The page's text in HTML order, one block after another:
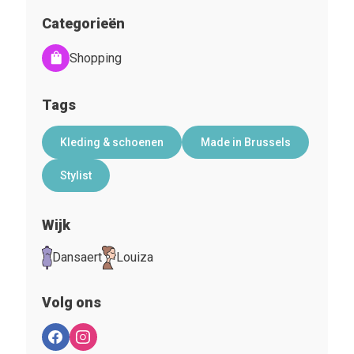
Categorieën
Shopping
Tags
Kleding & schoenen Made in Brussels
Stylist
Wijk
Dansaert Louiza
Volg ons